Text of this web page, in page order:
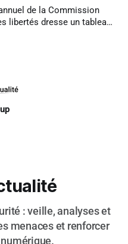
de la Commission
libertés dresse un tableau
487 millions d'euros
: veille, analyses et
menaces et renforcer